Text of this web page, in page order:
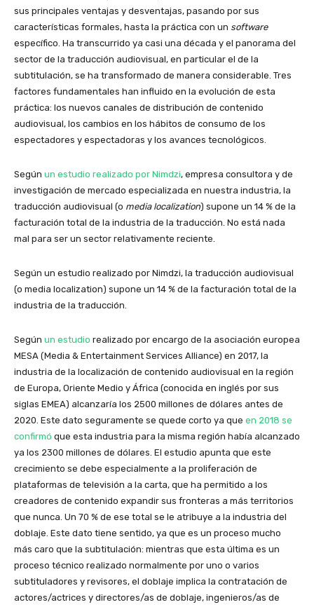
sus principales ventajas y desventajas, pasando por sus
características formales, hasta la práctica con un software
específico. Ha transcurrido ya casi una década y el panorama del
sector de la traducción audiovisual, en particular el de la
subtitulación, se ha transformado de manera considerable. Tres
factores fundamentales han influido en la evolución de esta
práctica: los nuevos canales de distribución de contenido
audiovisual, los cambios en los hábitos de consumo de los
espectadores y espectadoras y los avances tecnológicos.
Según un estudio realizado por Nimdzi, empresa consultora y de
investigación de mercado especializada en nuestra industria, la
traducción audiovisual (o media localization) supone un 14 % de la
facturación total de la industria de la traducción. No está nada
mal para ser un sector relativamente reciente.
Según un estudio realizado por Nimdzi, la traducción audiovisual
(o media localization) supone un 14 % de la facturación total de la
industria de la traducción.
Según un estudio realizado por encargo de la asociación europea
MESA (Media & Entertainment Services Alliance) en 2017, la
industria de la localización de contenido audiovisual en la región
de Europa, Oriente Medio y África (conocida en inglés por sus
siglas EMEA) alcanzaría los 2500 millones de dólares antes de
2020. Este dato seguramente se quede corto ya que en 2018 se
confirmó que esta industria para la misma región había alcanzado
ya los 2300 millones de dólares. El estudio apunta que este
crecimiento se debe especialmente a la proliferación de
plataformas de televisión a la carta, que ha permitido a los
creadores de contenido expandir sus fronteras a más territorios
que nunca. Un 70 % de ese total se le atribuye a la industria del
doblaje. Este dato tiene sentido, ya que es un proceso mucho
más caro que la subtitulación: mientras que esta última es un
proceso técnico realizado normalmente por uno o varios
subtituladores y revisores, el doblaje implica la contratación de
actores/actrices y directores/as de doblaje, ingenieros/as de